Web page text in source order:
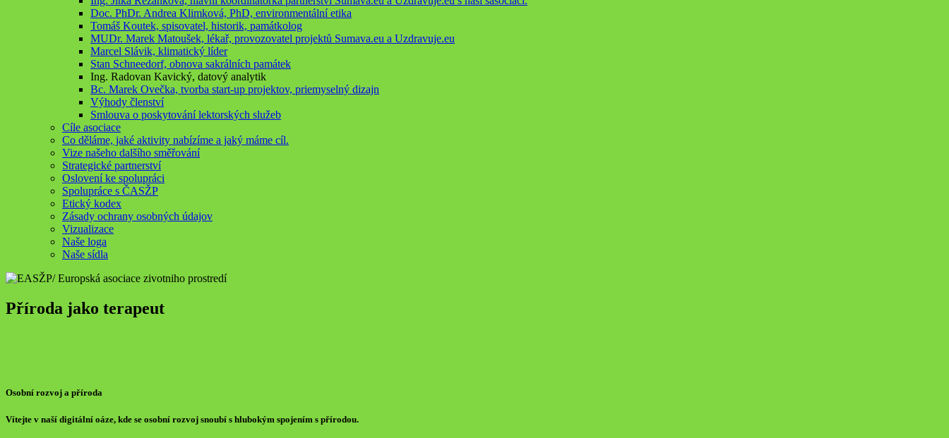
Doc. PhDr. Andrea Klimková, PhD, environmentální etika
Tomáš Koutek, spisovatel, historik, památkolog
MUDr. Marek Matoušek, lékař, provozovatel projektů Sumava.eu a Uzdravuje.eu
Marcel Slávik, klimatický líder
Stan Schneedorf, obnova sakrálních památek
Ing. Radovan Kavický, datový analytik
Bc. Marek Ovečka, tvorba start-up projektov, priemyselný dizajn
Výhody členství
Smlouva o poskytování lektorských služeb
Cíle asociace
Co děláme, jaké aktivity nabízíme a jaký máme cíl.
Vize našeho dalšího směřování
Strategické partnerství
Oslovení ke spolupráci
Spolupráce s ČASŽP
Etický kodex
Zásady ochrany osobných údajov
Vizualizace
Naše loga
Naše sídla
Příroda jako terapeut
Osobní rozvoj a příroda
Vítejte v naší digitální oáze, kde se osobní rozvoj snoubí s hlubokým spojením s přírodou.